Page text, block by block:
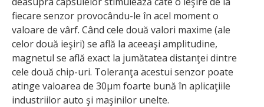
fiecare senzor provocându-le în acel moment o
valoare de vârf. Când cele două valori maxime (ale
celor două ieşiri) se află la aceeaşi amplitudine,
magnetul se află exact la jumătatea distanţei dintre
cele două chip-uri. Toleranţa acestui senzor poate
atinge valoarea de 30µm foarte bună în aplicaţiile
industriilor auto şi maşinilor unelte.